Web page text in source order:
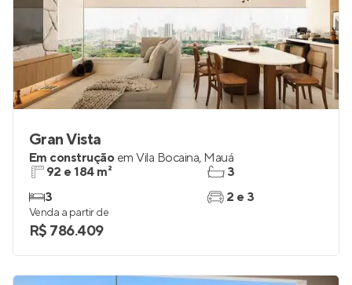
Gran Vista
Em construção em Vila Bocaina, Mauá
92 e 184 m²
3
3
2 e 3
Venda a partir de
R$ 786.409